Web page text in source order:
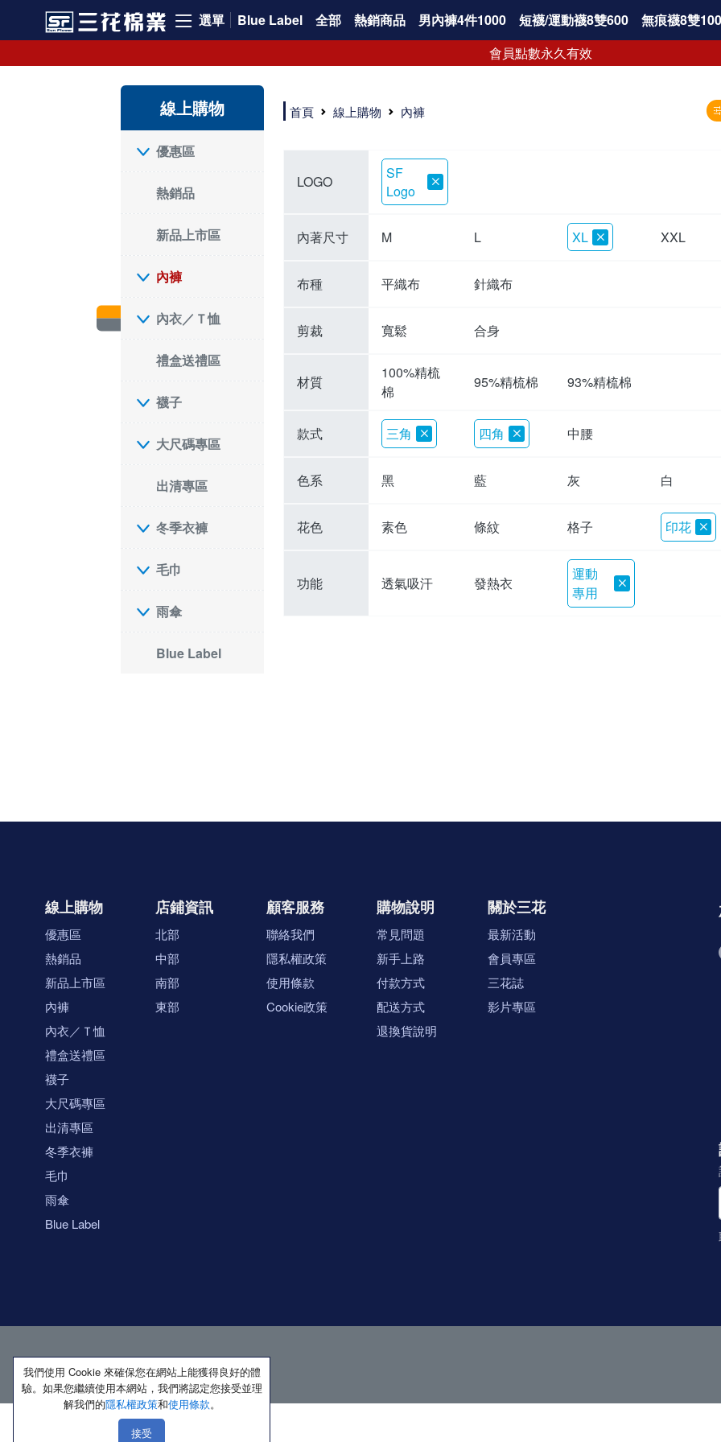
選單 Blue Label 全部 熱銷商品 男內褲4件1000 短襪/運動襪8雙600 無痕襪8雙
會員點數永久有效
線上購物
優惠區
熱銷品
新品上市區
內褲
內衣／Ｔ恤
禮盒送禮區
襪子
大尺碼專區
出清專區
冬季衣褲
毛巾
雨傘
Blue Label
選擇內褲、平口褲、純棉內褲首重品質。舒適、透氣的內褲、平口褲、純棉內褲能影響健康，須謹慎挑選。三花內褲透氣不悶，值得信賴！
三花內褲、平口褲、純棉內褲50年來持續升級，符合人體工學設計，柔軟無勒痕的鬆緊帶。三花內褲是肌膚好友，口碑熱銷！
選擇內褲首重品質。三花內褲50年來不斷升級，證明其卓越品質。符合人體工學剪裁，柔軟無痕鬆緊帶，是必買首選。兼具品質與外型，與肌膚零感接觸，穿著舒適，看來有質感。三花內褲設計獨特，質料優良，專業剪裁，呵護肌膚。新鮮高品質棉材製成，多款選擇，耐洗耐穿，三花內褲絕對首選。
"內褲購買及使用經驗網友來信分享 近年來，我經常在大型連鎖賣場如佳瑪、美華泰等地看到三花內褲的展示。最近一兩年，甚至百貨公司及街頭店鋪都開始大量出現三花專櫃或專賣店。我猜測，這應該是三花在營運策略上的調整，才使得這些改變成為現實。 本來，三花內褲一直是消費者選購內褲時的熱門選項之一。內褲櫃點的增多使我更加注意到這個品牌，因此我在選購內褲時，特意多研究了一下三花內褲的設計。 先從內褲外層包裝談起，有些內褲有PP袋包裝，有些則沒有。雖然這是一件小事，但我發現朋友們中有人會介意內褲包裝沒有PP袋。他們認為沒有PP袋會使包裝不夠精美。對我來說，有PP袋確實能提升包裝的精緻度，但內褲不裝PP袋其實也算是環保。所以，這就看每個人對內褲包裝的需求和感受了。 每次購買內褲時，我都會特別帶一件五片式剪裁的內褲。三花的平口內褲被稱為全國第一件五片式剪裁內褲，這話應該不是隨便說說的，畢竟三花是一個擁有超過50年歷史的老品牌，專注於研發和改良內褲。當初，我覺得這種設計有些花俏，只是圖個新鮮買來試試，結果發現內褲多一片真的有其優勢，尤其是減少了內褲卡屁的次數。雖然這個狀況不可能完全消失，但大大增加了穿著的舒適度。 三花內褲的價格也在我能接受的範圍內，因此它逐漸成為我的心頭好。此外，內褲選購時的另一個重要因素是鬆緊帶。看內褲是否舊了，第一眼通常看鬆緊帶。故意或不小心露出內褲褲頭的時候，印象分數也是由鬆緊帶決定的。 很多內褲品牌強調鬆緊帶的造型及花樣，這類內褲非常適合一些特殊場合，如單身聯誼或約會時穿著，能夠加分不少。日常使用的內褲則建議選擇鬆緊帶不易鬆垮的，花樣其次。三花特別強調內褲鬆緊帶的耐洗度，而其他品牌鮮少提及這一點。 分場合選擇內褲是我的習慣。特殊場合內褲要講究一點，但平日則需要選擇鬆緊帶有保障的內褲。畢竟，內褲是每天陪伴我們超過12個小時的衣物，找到適合自己且耐洗耐穿高CP值的內褲才是最明智的選擇。 內褲畢竟是消耗品，定期更換非常重要。如果內褲沾染到髒污或處於潮濕的環境，就不應該撐太久。這是因為內褲長期接觸身體的重要部位，所以選擇和保養都要謹慎。 以上是我個人的內褲使用分享，並非業配，不代表任何人的立場。內褲還是要以自身體驗最為準確。希望大家都能找到適合自己的內褲，並多多支持台灣品牌。"
首頁 線上購物 內褲
LOGO
SF
Logo
內著尺寸 M L XL XXL
布種 平織布 針織布
剪裁 寬鬆 合身
材質
100%精梳
棉
95%精梳棉 93%精梳棉
款式 三角 四角 中腰
色系 黑 藍 灰 白
花色 素色 條紋 格子 印花
功能 透氣吸汗 發熱衣
運動
專用
線上購物
優惠區
熱銷品
新品上市區
內褲
內衣／Ｔ恤
禮盒送禮區
襪子
大尺碼專區
出清專區
冬季衣褲
毛巾
雨傘
Blue Label
店鋪資訊
北部
中部
南部
東部
顧客服務
聯絡我們
隱私權政策
使用條款
Cookie政策
購物說明
常見問題
新手上路
付款方式
配送方式
退換貨說明
關於三花
最新活動
會員專區
三花誌
影片專區
著作權所有 保留一切權利
我們使用 Cookie 來確保您在網站上能獲得良好的體
驗。如果您繼續使用本網站，我們將認定您接受並理
解我們的隱私權政策和使用條款。
接受